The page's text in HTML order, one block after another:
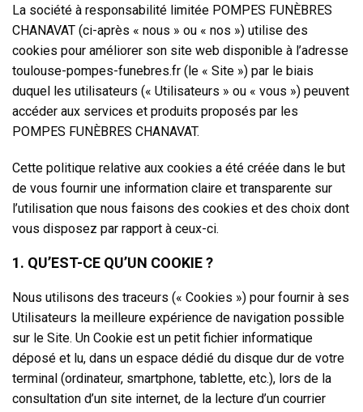
La société à responsabilité limitée POMPES FUNÈBRES
CHANAVAT (ci-après « nous » ou « nos ») utilise des
cookies pour améliorer son site web disponible à l’adresse
toulouse-pompes-funebres.fr (le « Site ») par le biais
duquel les utilisateurs (« Utilisateurs » ou « vous ») peuvent
accéder aux services et produits proposés par les
POMPES FUNÈBRES CHANAVAT.
Cette politique relative aux cookies a été créée dans le but
de vous fournir une information claire et transparente sur
l’utilisation que nous faisons des cookies et des choix dont
vous disposez par rapport à ceux-ci.
1. QU’EST-CE QU’UN COOKIE ?
Nous utilisons des traceurs (« Cookies ») pour fournir à ses
Utilisateurs la meilleure expérience de navigation possible
sur le Site. Un Cookie est un petit fichier informatique
déposé et lu, dans un espace dédié du disque dur de votre
terminal (ordinateur, smartphone, tablette, etc.), lors de la
consultation d’un site internet, de la lecture d’un courrier